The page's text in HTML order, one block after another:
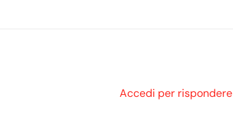
Accedi per rispondere